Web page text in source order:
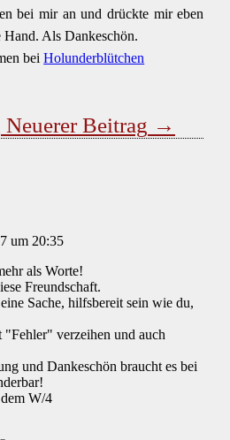
bei mir an und drückte mir eben
Als Dankeschön.
beiHolunderblütchen
Neuerer Beitrag →
um 20:35
als Worte!
Freundschaft.
Sache, hilfsbereit sein wie du,
verzeihen und auch
und Dankeschön braucht es bei
W/4